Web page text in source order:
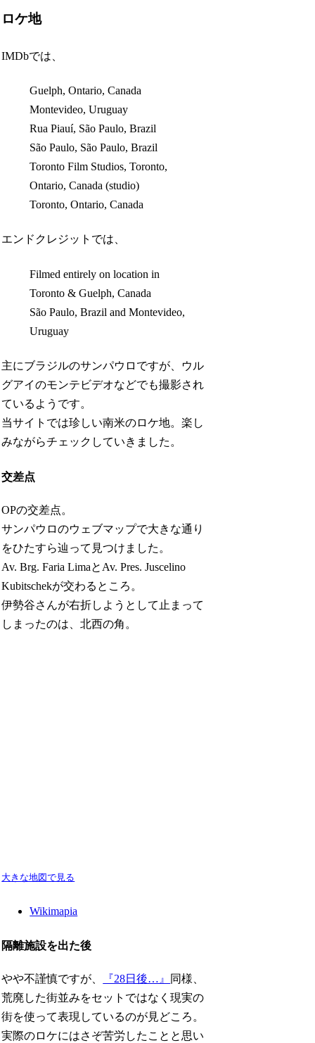
ロケ地
IMDbでは、
Guelph, Ontario, Canada
Montevideo, Uruguay
Rua Piauí, São Paulo, Brazil
São Paulo, São Paulo, Brazil
Toronto Film Studios, Toronto,
Ontario, Canada (studio)
Toronto, Ontario, Canada
エンドクレジットでは、
Filmed entirely on location in
Toronto & Guelph, Canada
São Paulo, Brazil and Montevideo,
Uruguay
主にブラジルのサンパウロですが、ウル
グアイのモンテビデオなどでも撮影され
ているようです。
当サイトでは珍しい南米のロケ地。楽し
みながらチェックしていきました。
交差点
OPの交差点。
サンパウロのウェブマップで大きな通り
をひたすら辿って見つけました。
Av. Brg. Faria LimaとAv. Pres. Juscelino
Kubitschekが交わるところ。
伊勢谷さんが右折しようとして止まって
しまったのは、北西の角。
大きな地図で見る
Wikimapia
隔離施設を出た後
やや不謹慎ですが、 『28日後…』
同様、
荒廃した街並みをセットではなく現実の
街を使って表現しているのが見どころ。
実際のロケにはさぞ苦労したことと思い